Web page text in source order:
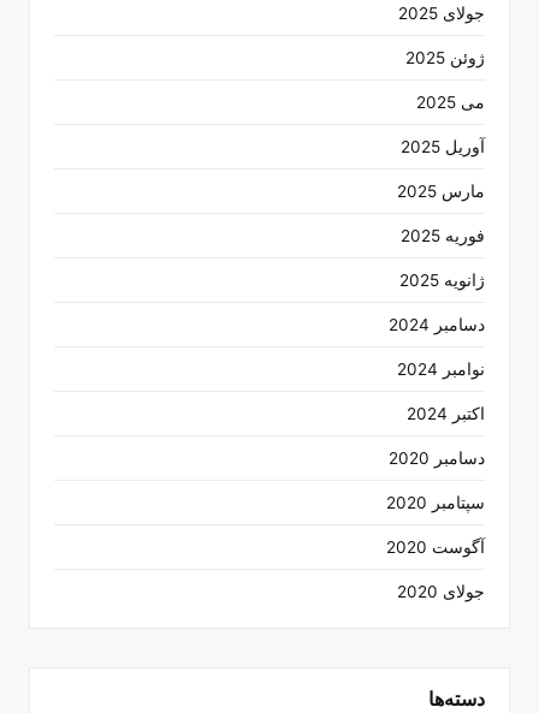
جولای 2025
ژوئن 2025
می 2025
آوریل 2025
مارس 2025
فوریه 2025
ژانویه 2025
دسامبر 2024
نوامبر 2024
اکتبر 2024
دسامبر 2020
سپتامبر 2020
آگوست 2020
جولای 2020
دسته‌ها